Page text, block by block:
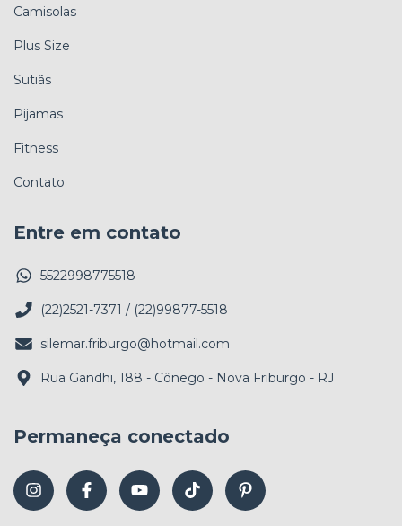
Camisolas
Plus Size
Sutiãs
Pijamas
Fitness
Contato
Entre em contato
5522998775518
(22)2521-7371 / (22)99877-5518
silemar.friburgo@hotmail.com
Rua Gandhi, 188 - Cônego - Nova Friburgo - RJ
Permaneça conectado